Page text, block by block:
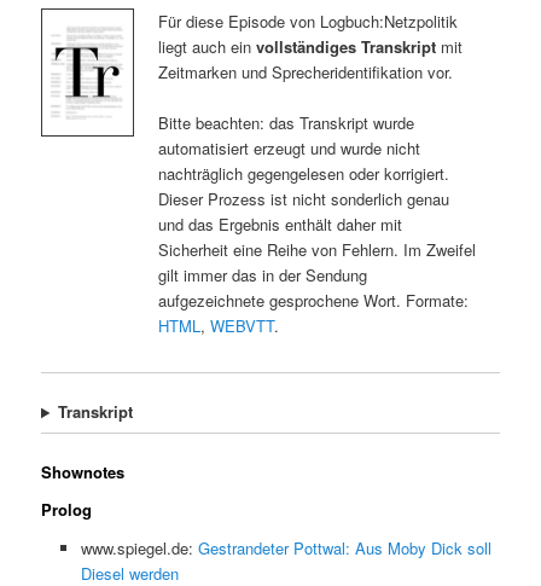
Für diese Episode von Logbuch:Netzpolitik
liegt auch ein vollständiges Transkriptmit
Zeitmarken und Sprecheridentifikation vor.
Bitte beachten: das Transkript wurde
automatisiert erzeugt und wurde nicht
nachträglich gegengelesen oder korrigiert.
Dieser Prozess ist nicht sonderlich genau
und das Ergebnis enthält daher mit
Sicherheit eine Reihe von Fehlern. Im Zweifel
gilt immer das in der Sendung
aufgezeichnete gesprochene Wort. Formate:
HTML, WEBVTT.
Transkript
Shownotes
Prolog
www.spiegel.de: Gestrandeter Pottwal: Aus Moby Dick soll
Diesel werden